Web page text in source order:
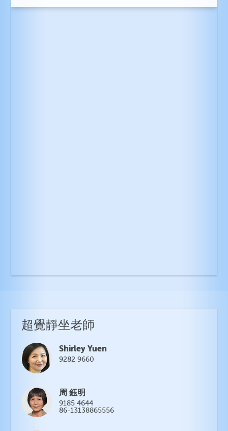
超覺靜坐老師
Shirley Yuen
9282 9660
周 鈺明
9185 4644
86-13138865556